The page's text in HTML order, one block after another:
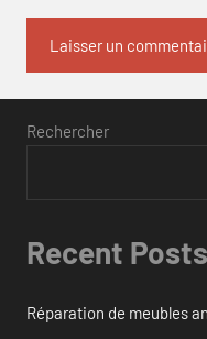
Rechercher
Recent Posts
Réparation de meubles